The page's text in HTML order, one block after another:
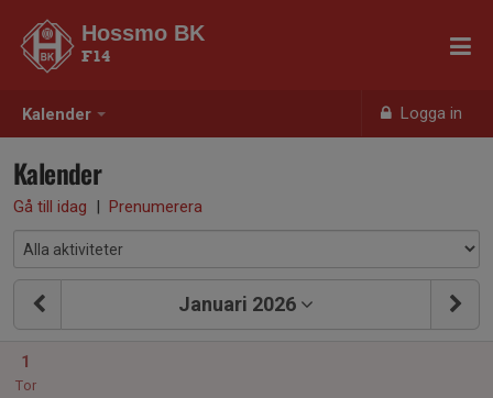
Kalender Logga in
Hossmo BK
F14
Kalender
Gå till idag | Prenumerera
Januari 2026
1
Tor